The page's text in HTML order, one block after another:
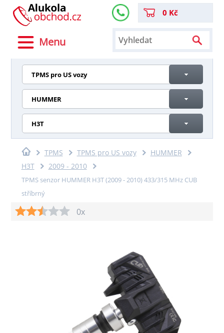
Menu
0 Kč
TPMS pro US vozy
HUMMER
H3T
TPMS TPMS pro US vozy
HUMMER
H3T
2009 - 2010
TPMS senzor HUMMER H3T (2009 - 2010) 433/315 MHz CUB
stříbrný
0x